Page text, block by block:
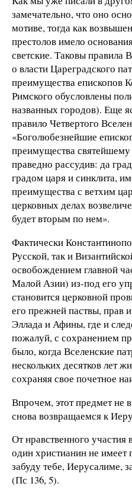
замечательно, что оно
мотиве, тогда как
престолов имело
светские. Таковы правила
о власти Цареградского
преимущества епископов
Римского обусловлены
названных городов). Еще
правило Четвертого
«Боголюбезнейшие
преимущества
праведно рассудив: да
градом царя и синклита,
преимущества с ветхим
церковных делах
будет вторым по нем».
Фактически
Русской, так и
освобождением главной
Малой Азии) из-под его
становится церковной
его прежней паствы, прав
Эллада и Афины, где и
пожалуй, с сохранением
было, когда Вселенские
нескольких десятков лет
сохраняя свое почетное
Впрочем, этот предмет не
снова возвращаемся к
От нравственного
один христианин не имеет
забуду тебе, Иерусалиме,
(Пс 136, 5).